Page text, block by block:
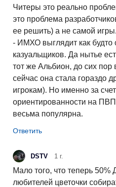
Читеры это реально
это проблема
ее решить) а не самой
- ИМХО выглядит как будто
казуальщиков. Да нытье
тот же Альбион, до сих пор
сейчас она стала гораздо
игрокам). Но именно за
ориентированности на
весьма популярна.
DSTV 1 г.
Мало того, что теперь
любителей цветочки